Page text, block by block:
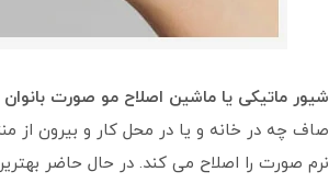
شیور ماتیکی یا ماشین اصلاح مو صورت بانوان
صاف چه در خانه و یا در محل کار و بیرون از
نرم صورت را اصلاح می کند. در حال حاضر